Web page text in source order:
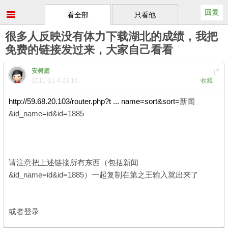
只看他
看全部 回复
很多人反映没有体力下载湖北的成绩，我把
免费的链接发过来，大家自己看看
1#
安树庭
收藏
2011-11-4 23:16
http://59.68.20.103/router.php?t ... name=sort&sort=新闻
&id_name=id&id=1885
请注意把上述链接所有东西（包括新闻
&id_name=id&id=1885）一起复制在第之王输入就出来了
或者登录